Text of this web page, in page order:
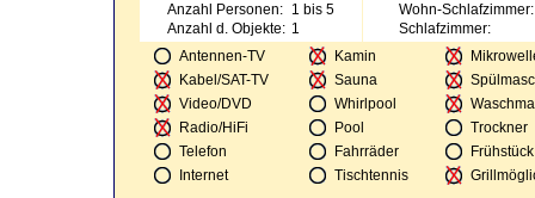
Anzahl Personen:
1 bis 5
Anzahl d. Objekte: 1
Wohn-Schlafzimmer:
Schlafzimmer:
Antennen-TV
Kamin
Kabel/SAT-TV
Sauna
Video/DVD
Whirlpool
Radio/HiFi
Pool
Trockner
Telefon
Fahrräder
Internet
Tischtennis